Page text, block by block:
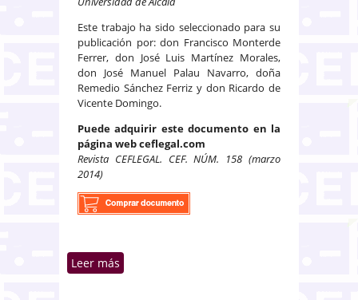
Este trabajo ha sido seleccionado para su
publicación por: don Francisco Monterde
Ferrer, don José Luis Martínez Morales,
don José Manuel Palau Navarro, doña
Remedio Sánchez Ferriz y don Ricardo de
Vicente Domingo.
Puede adquirir este documento en la
página web ceflegal.com
Revista CEFLEGAL. CEF. NÚM. 158 (marzo
2014)
Leer más